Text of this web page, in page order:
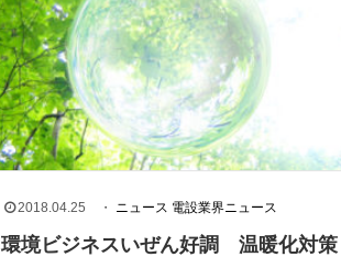
2018.04.25 ・ ニュース 電設業界ニュース
環境ビジネスいぜん好調 温暖化対策